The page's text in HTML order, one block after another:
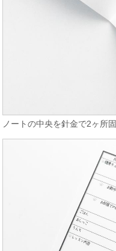
ノートの中央を針金で2ヶ所